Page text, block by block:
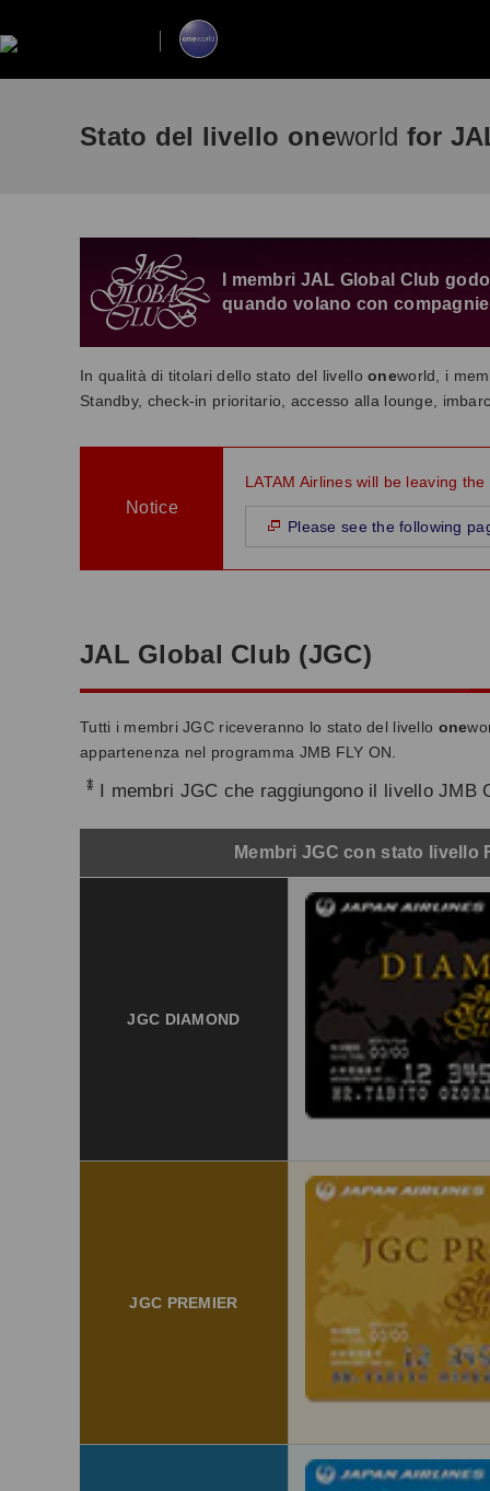
Stato del livello oneworld for
I membri JAL Global Club
quando volano con
In qualità di titolari dello stato del livellooneworld, i
Standby, check-in prioritario, accesso alla lounge,
Notice
LATAM Airlines will be leaving the
Please see the following
JAL Global Club (JGC)
Tutti i membri JGC riceveranno lo stato del livello one
appartenenza nel programma JMB FLY ON.
* I membri JGC che raggiungono il livello
Membri JGC con stato livello
JGC DIAMOND
JGC PREMIER